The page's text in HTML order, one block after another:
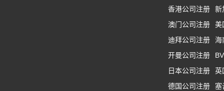
香港公司注册
新
澳门公司注册
美
迪拜公司注册
海
开曼公司注册
日本公司注册
英
德国公司注册
塞